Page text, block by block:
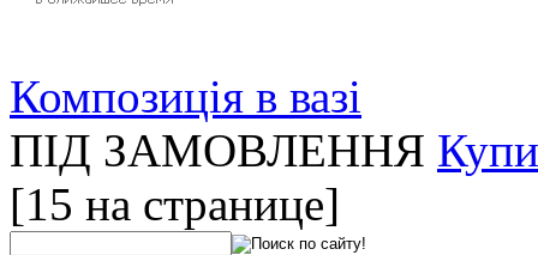
Композиція в вазі
ПІД ЗАМОВЛЕННЯ
[15 на странице]